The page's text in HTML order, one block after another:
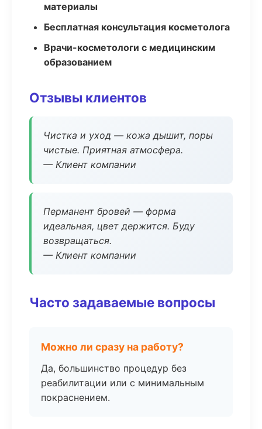
материалы
Бесплатная консультация косметолога
Врачи-косметологи с медицинским
образованием
Отзывы клиентов
Чистка и уход — кожа дышит, поры
чистые. Приятная атмосфера.
— Клиент компании
Перманент бровей — форма
идеальная, цвет держится. Буду
возвращаться.
— Клиент компании
Часто задаваемые вопросы
Можно ли сразу на работу?
Да, большинство процедур без
реабилитации или с минимальным
покраснением.